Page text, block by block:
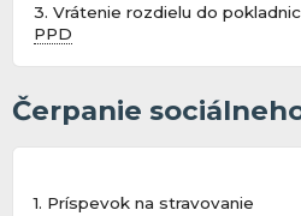
3. Vrátenie rozdielu do
PPD
Čerpanie
1. Príspevok na stravovanie